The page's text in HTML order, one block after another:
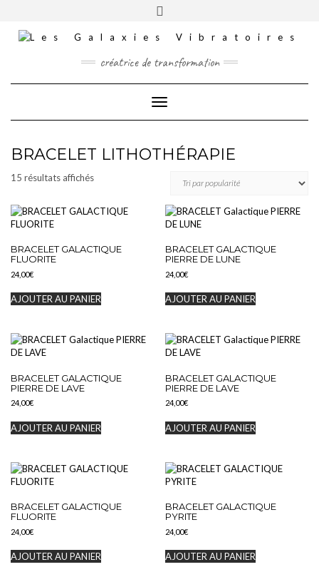
content
TIKTOK
FACEBOOK
CONTACT
MES FORMATIONS
créatrice de transformation
Toggle Navigation
BRACELET LITHOTHÉRAPIE
15 résultats affichésTrié
BRACELET GALACTIQUE
FLUORITE
24,00€
AJOUTER AU PANIER
BRACELET GALACTIQUE
PIERRE DE LUNE
24,00€
AJOUTER AU PANIER
BRACELET GALACTIQUE
PIERRE DE LAVE
24,00€
AJOUTER AU PANIER
BRACELET GALACTIQUE
PIERRE DE LAVE
24,00€
AJOUTER AU PANIER
BRACELET GALACTIQUE
FLUORITE
24,00€
AJOUTER AU PANIER
BRACELET GALACTIQUE
PYRITE
24,00€
AJOUTER AU PANIER